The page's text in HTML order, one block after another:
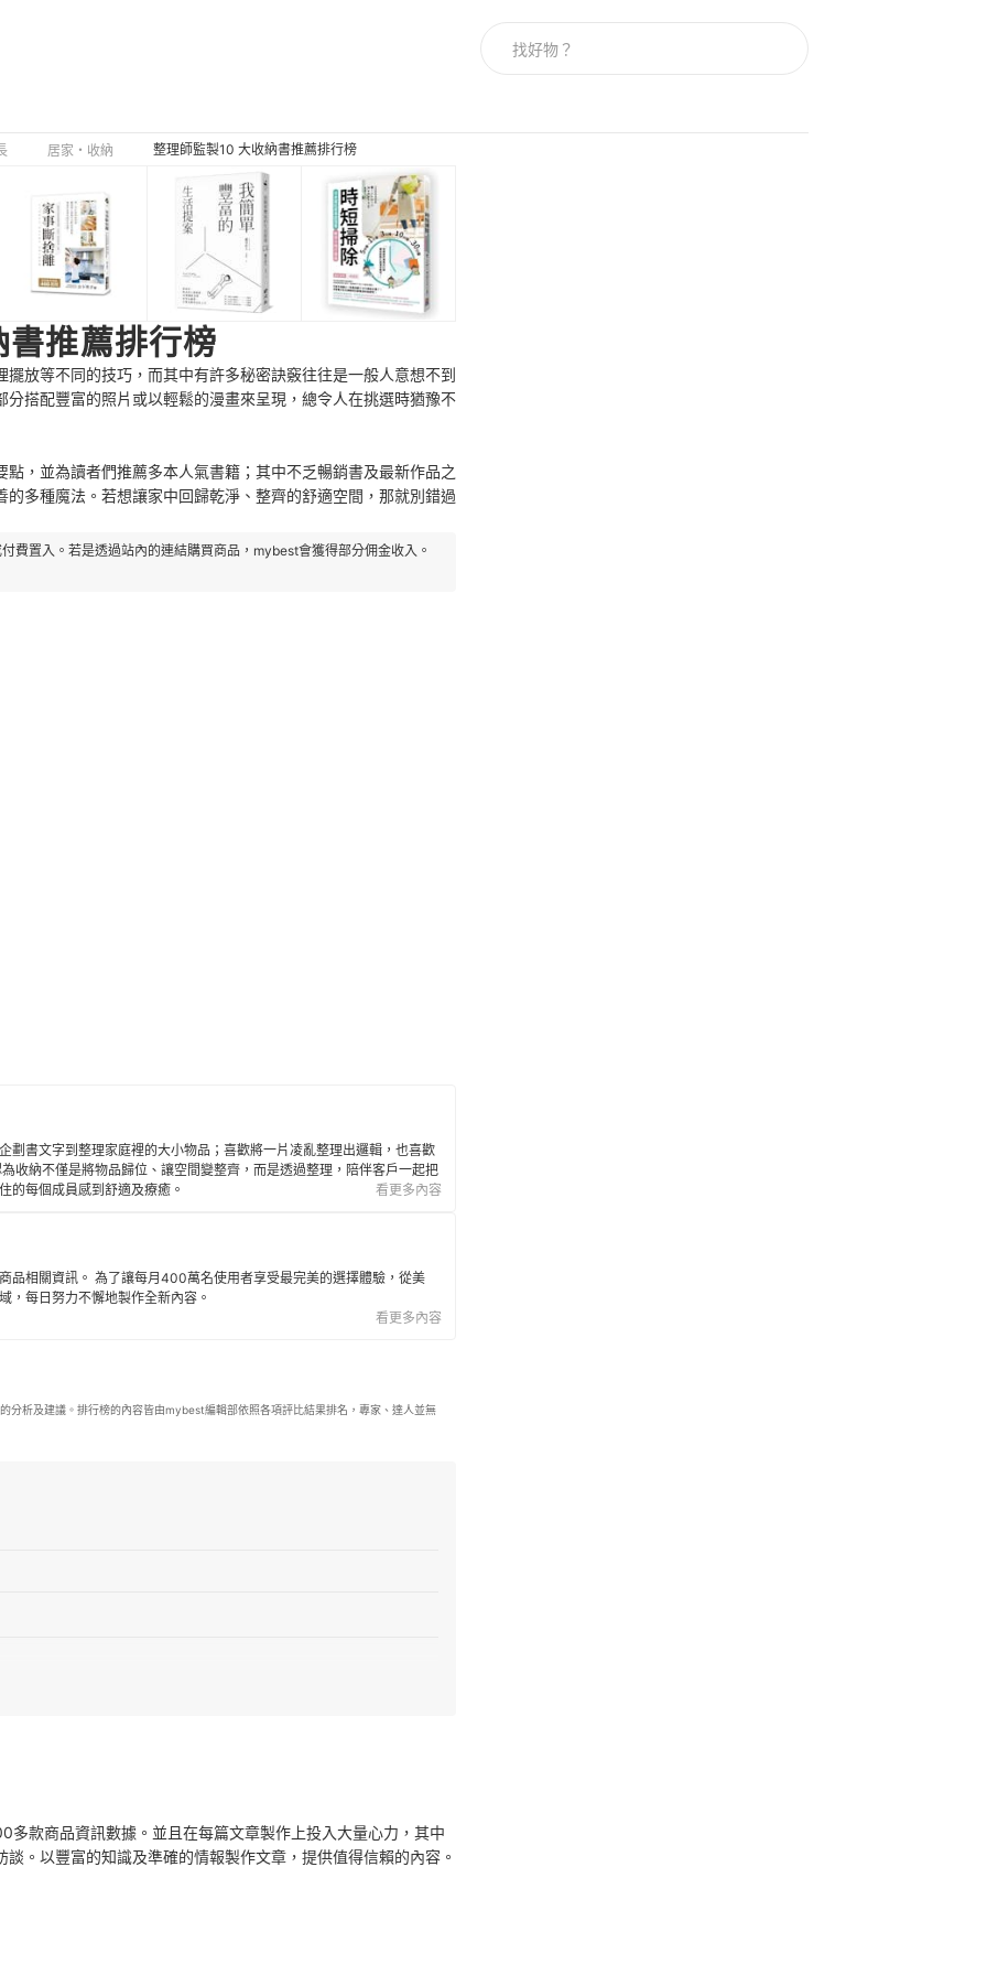
居家・收納 整理師監製10 大收納書推薦排行榜
推薦排行榜
放等不同的技巧，而其中有許多秘密訣竅往往是一般人意想不到
搭配豐富的照片或以輕鬆的漫畫來呈現，總令人在挑選時猶豫不
，並為讀者們推薦多本人氣書籍；其中不乏暢銷書及最新作品之
多種魔法。若想讓家中回歸乾淨、整齊的舒適空間，那就別錯過
費置入。若是透過站內的連結購買商品，mybest會獲得部分佣金收入。
劃書文字到整理家庭裡的大小物品；喜歡將一片凌亂整理出邏輯，也喜歡
收納不僅是將物品歸位、讓空間變整齊，而是透過整理，陪伴客戶一起把
的每個成員感到舒適及療癒。
看更多內容
品相關資訊。 為了讓每月400萬名使用者享受最完美的選擇體驗，從美
，每日努力不懈地製作全新內容。
看更多內容
分析及建議。排行榜的內容皆由mybest編輯部依照各項評比結果排名，專家、達人並無
款商品資訊數據。並且在每篇文章製作上投入大量心力，其中
。以豐富的知識及準確的情報製作文章，提供值得信賴的內容。